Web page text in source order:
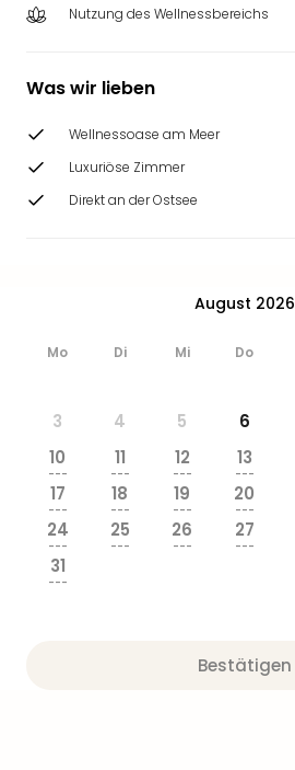
Nutzung des Wellnessbereichs
Was wir lieben
Wellnessoase am Meer
Luxuriöse Zimmer
Direkt an der Ostsee
August 2026
Mo Di Mi Do
3
4 5 6
10
---
11
---
12
---
13
---
17
---
18
---
19
---
20
---
24
---
25
---
26
---
27
---
31
---
Bestätigen